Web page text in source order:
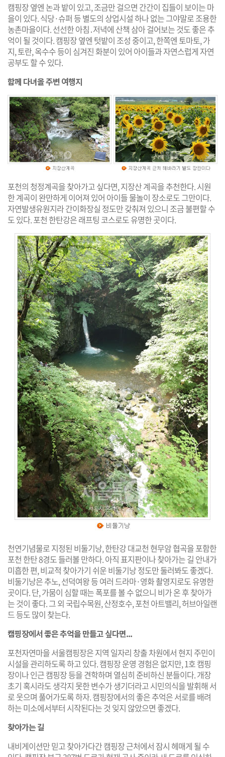
캠핑장 옆엔 논과 밭이 있고, 조금만 걸으면 간간이 집들이 보이는 마
을이 있다. 식당·슈퍼 등 별도의 상업시설 하나 없는 그야말로 조용한
농촌마을이다. 선선한 아침․저녁에 산책 삼아 걸어보는 것도 좋은 추
억이 될 것이다. 캠핑장 옆엔 텃밭이 조성 중이고, 한쪽엔 토마토, 가
지, 토란, 옥수수 등이 심겨진 화분이 있어 아이들과 자연스럽게 자연
공부도 할 수 있다.
함께 다녀올 주변 여행지
포천의 청정계곡을 찾아가고 싶다면, 지장산 계곡을 추천한다. 시원
한 계곡이 완만하게 이어져 있어 아이들 물놀이 장소로도 그만이다.
자연발생유원지라 간이화장실 정도만 갖춰져 있으니 조금 불편할 수
도 있다. 포천 한탄강은 래프팅 코스로도 유명한 곳이다.
천연기념물로 지정된 비둘기낭, 한탄강 대교천 현무암 협곡을 포함한
포천 한탄 8경도 들러볼 만하다. 아직 표지판이나 찾아가는 길 안내가
미흡한 편, 비교적 찾아가기 쉬운 비둘기낭 정도만 둘러봐도 좋겠다.
비둘기낭은 추노, 선덕여왕 등 여러 드라마·영화 촬영지로도 유명한
곳이다. 단, 가뭄이 심할 때는 폭포를 볼 수 없으니 비가 온 후 찾아가
는 것이 좋다. 그 외 국립수목원, 산정호수, 포천 아트밸리, 허브아일랜
드 등도 많이 찾는다.
캠핑장에서 좋은 추억을 만들고 싶다면...
포천자연마을 서울캠핑장은 지역 일자리 창출 차원에서 현지 주민이
시설을 관리하도록 하고 있다. 캠핑장 운영 경험은 없지만, 1호 캠핑
장이나 인근 캠핑장 등을 견학하며 열심히 준비하신 분들이다. 개장
초기 혹시라도 생각지 못한 변수가 생기더라고 시민의식을 발휘해 서
로 웃으며 풀어가도록 하자. 캠핑장에서의 좋은 추억은 서로를 배려
하는 미소에서부터 시작된다는 것 잊지 않았으면 좋겠다.
찾아가는 길
내비게이션만 믿고 찾아가다간 캠핑장 근처에서 잠시 헤매게 될 수